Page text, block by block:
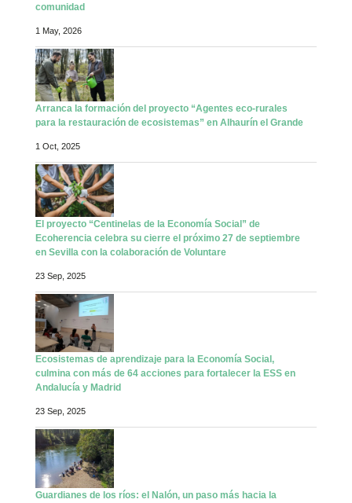
comunidad
1 May, 2026
Arranca la formación del proyecto “Agentes eco-rurales
para la restauración de ecosistemas” en Alhaurín el Grande
1 Oct, 2025
El proyecto “Centinelas de la Economía Social” de
Ecoherencia celebra su cierre el próximo 27 de septiembre
en Sevilla con la colaboración de Voluntare
23 Sep, 2025
Ecosistemas de aprendizaje para la Economía Social,
culmina con más de 64 acciones para fortalecer la ESS en
Andalucía y Madrid
23 Sep, 2025
Guardianes de los ríos: el Nalón, un paso más hacia la